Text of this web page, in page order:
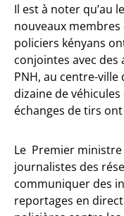
Il est à noter qu’au
nouveaux
policiers kényans
conjointes avec des
PNH, au centre-ville
dizaine de véhicules
échanges de tirs
Le Premier
journalistes des
communiquer des
reportages en